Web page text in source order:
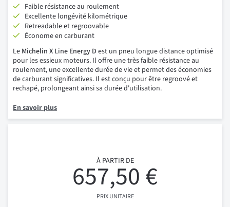
Faible résistance au roulement
Excellente longévité kilométrique
Retreadable et regroovable
Économe en carburant
Le Michelin X Line Energy D est un pneu longue distance optimisé
pour les essieux moteurs. Il offre une très faible résistance au
roulement, une excellente durée de vie et permet des économies
de carburant significatives. Il est conçu pour être regroové et
rechapé, prolongeant ainsi sa durée d'utilisation.
En savoir plus
À PARTIR DE
657,50 €
PRIX UNITAIRE